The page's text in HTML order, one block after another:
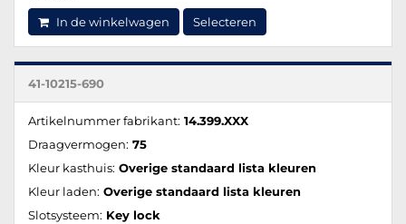
In de winkelwagen Selecteren
41-10215-690
Artikelnummer fabrikant: 14.399.XXX
Draagvermogen: 75
Kleur kasthuis: Overige standaard lista kleuren
Kleur laden: Overige standaard lista kleuren
Slotsysteem: Key lock